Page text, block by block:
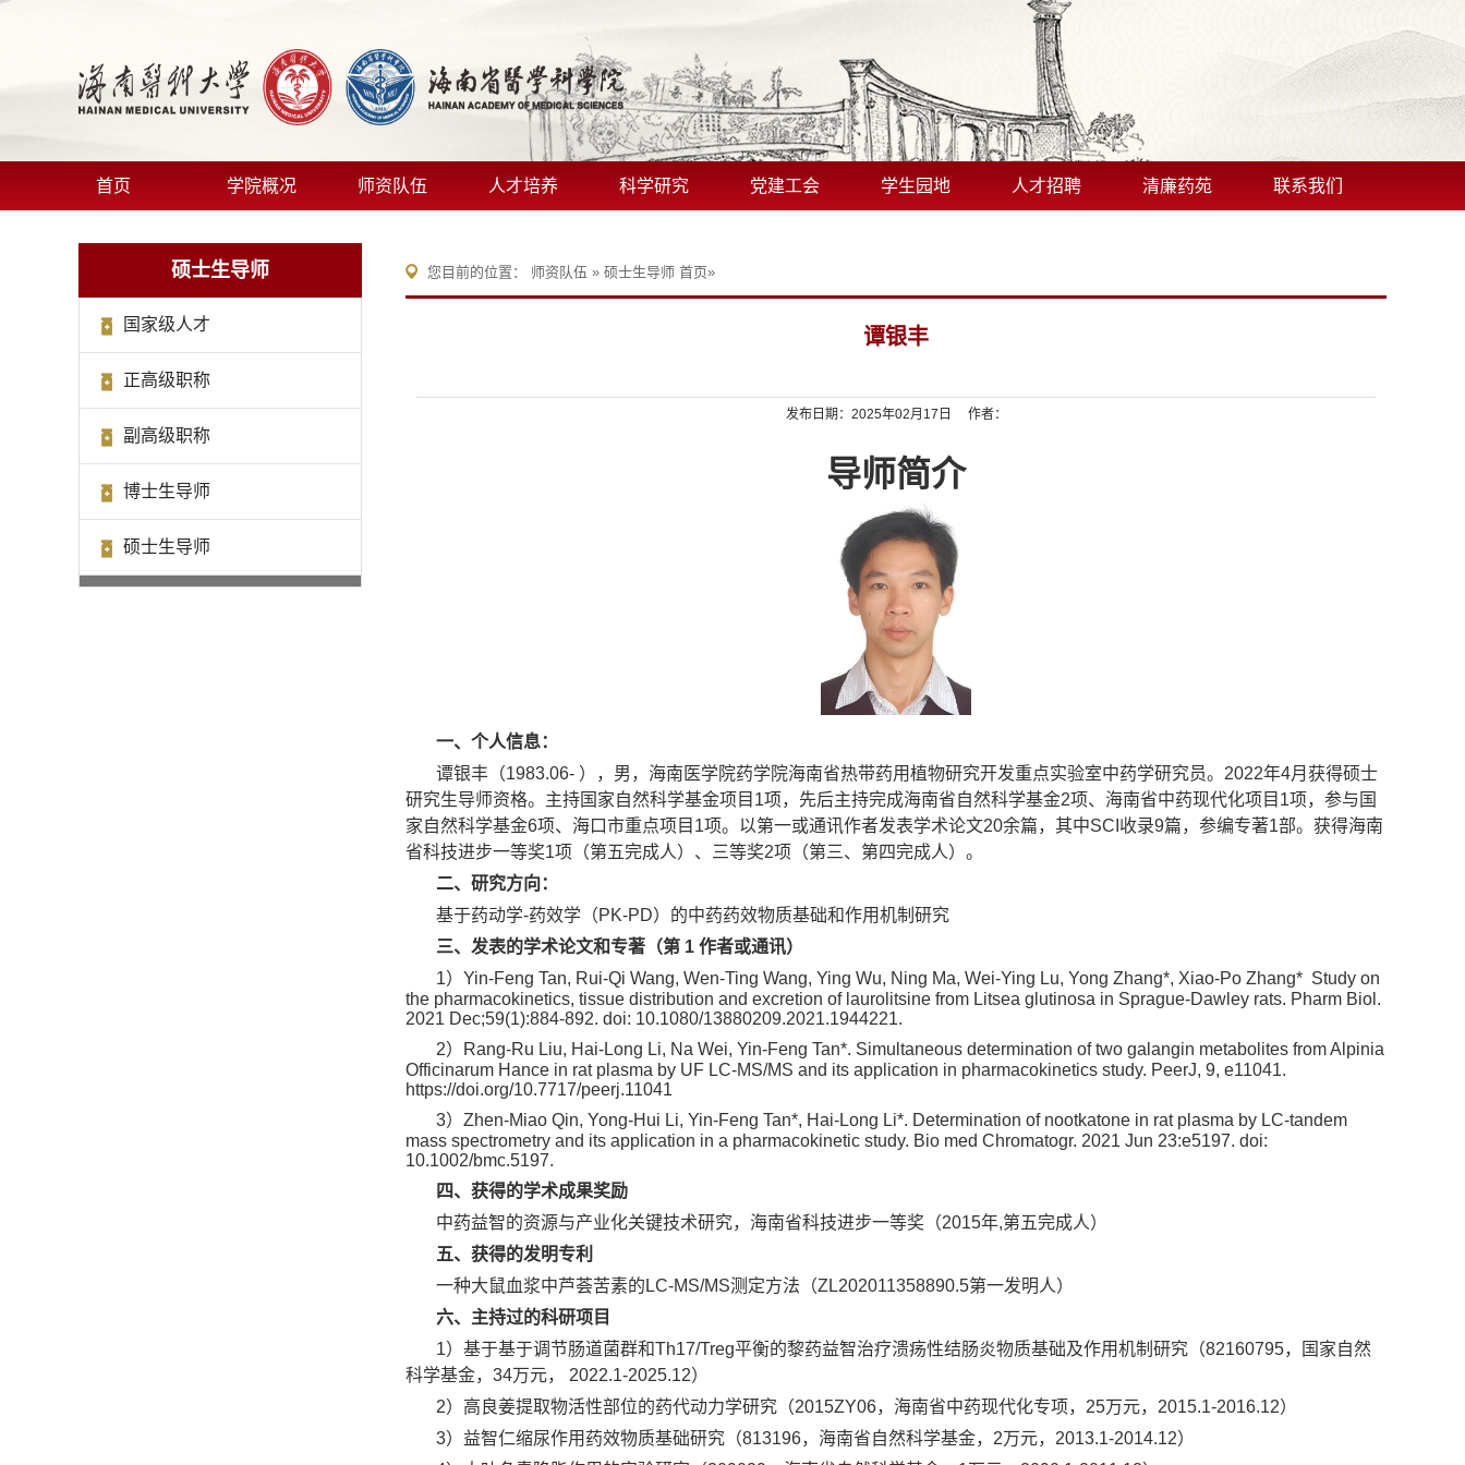
首页 学院概况 师资队伍 人才培养 科学研究 党建工会 学生园地 人才招聘 清廉药苑 联系我们
硕士生导师
国家级人才
正高级职称
副高级职称
博士生导师
硕士生导师
您目前的位置： 师资队伍 » 硕士生导师 首页»
谭银丰
发布日期：2025年02月17日 作者：
导师简介
一、个人信息：
谭银丰（1983.06- ），男，海南医学院药学院海南省热带药用植物研究开发重点实验室中药学研究员。2022年4月获得硕士
研究生导师资格。主持国家自然科学基金项目1项，先后主持完成海南省自然科学基金2项、海南省中药现代化项目1项，参与国
家自然科学基金6项、海口市重点项目1项。以第一或通讯作者发表学术论文20余篇，其中SCI收录9篇，参编专著1部。获得海南
省科技进步一等奖1项（第五完成人）、三等奖2项（第三、第四完成人）。
二、研究方向：
基于药动学-药效学（PK-PD）的中药药效物质基础和作用机制研究
三、发表的学术论文和专著（第 1 作者或通讯）
1）Yin-Feng Tan, Rui-Qi Wang, Wen-Ting Wang, Ying Wu, Ning Ma, Wei-Ying Lu, Yong Zhang*, Xiao-Po Zhang* Study on
the pharmacokinetics, tissue distribution and excretion of laurolitsine from Litsea glutinosa in Sprague-Dawley rats. Pharm Biol.
2021 Dec;59(1):884-892. doi: 10.1080/13880209.2021.1944221.
2）Rang-Ru Liu, Hai-Long Li, Na Wei, Yin-Feng Tan*. Simultaneous determination of two galangin metabolites from Alpinia
Officinarum Hance in rat plasma by UF LC-MS/MS and its application in pharmacokinetics study. PeerJ, 9, e11041.
https://doi.org/10.7717/peerj.11041
3）Zhen-Miao Qin, Yong-Hui Li, Yin-Feng Tan*, Hai-Long Li*. Determination of nootkatone in rat plasma by LC-tandem
mass spectrometry and its application in a pharmacokinetic study. Bio med Chromatogr. 2021 Jun 23:e5197. doi:
10.1002/bmc.5197.
四、获得的学术成果奖励
中药益智的资源与产业化关键技术研究，海南省科技进步一等奖（2015年,第五完成人）
五、获得的发明专利
一种大鼠血浆中芦荟苦素的LC-MS/MS测定方法（ZL202011358890.5第一发明人）
六、主持过的科研项目
1）基于基于调节肠道菌群和Th17/Treg平衡的黎药益智治疗溃疡性结肠炎物质基础及作用机制研究（82160795，国家自然
科学基金，34万元， 2022.1-2025.12）
2）高良姜提取物活性部位的药代动力学研究（2015ZY06，海南省中药现代化专项，25万元，2015.1-2016.12）
3）益智仁缩尿作用药效物质基础研究（813196，海南省自然科学基金，2万元，2013.1-2014.12）